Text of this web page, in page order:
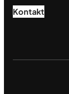
Kontakt